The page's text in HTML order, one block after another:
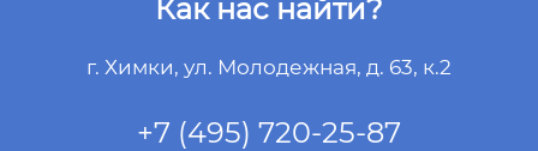
Как нас найти?
г. Химки, ул. Молодежная, д. 63, к.2
+7 (495) 720-25-87